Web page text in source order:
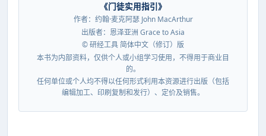
《门徒实用指引》
作者：约翰·麦克阿瑟 John MacArthur
出版者：恩泽亚洲 Grace to Asia
© 研经工具 简体中文（修订）版
本书为内部资料，仅供个人或小组学习使用，不得用于商业目
的。
任何单位或个人均不得以任何形式利用本资源进行出版（包括
编辑加工、印刷复制和发行）、定价及销售。